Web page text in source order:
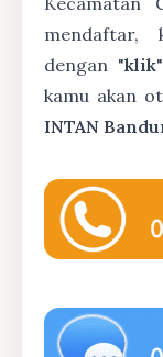
mendaftar,
dengan "klik
kamu akan
INTAN